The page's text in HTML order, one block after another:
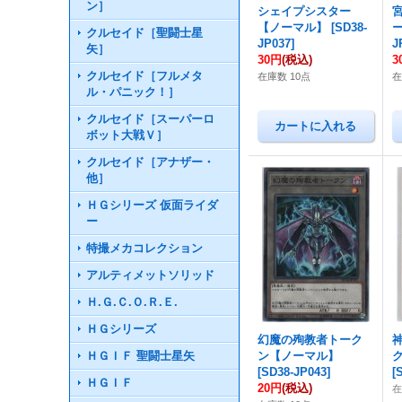
ン］
クルセイド［聖闘士星
矢］
クルセイド［フルメタ
ル・パニック！］
クルセイド［スーパーロ
ボット大戦Ｖ］
クルセイド［アナザー・
他］
ＨＧシリーズ 仮面ライダ
ー
特撮メカコレクション
アルティメットソリッド
Ｈ.Ｇ.Ｃ.Ｏ.Ｒ.Ｅ.
ＨＧシリーズ
ＨＧＩＦ 聖闘士星矢
ＨＧＩＦ
シェイプシスター
【ノーマル】
[SD38-
JP037]
30円(税込)
在庫数 10点
幻魔の殉教者トーク
ン【ノーマル】
[SD38-JP043]
20円(税込)
[